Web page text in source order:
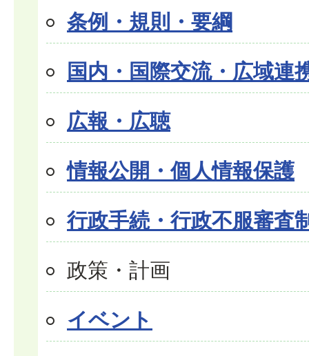
条例・規則・要綱
国内・国際交流・広域連
広報・広聴
情報公開・個人情報保護
行政手続・行政不服審査
政策・計画
イベント